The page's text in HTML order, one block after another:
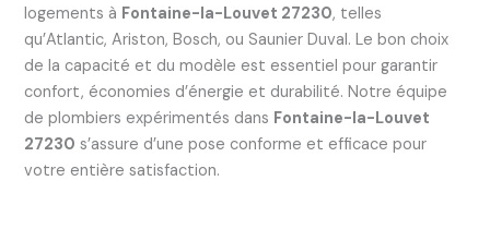
logements à Fontaine-la-Louvet 27230, telles
qu’Atlantic, Ariston, Bosch, ou Saunier Duval. Le bon choix
de la capacité et du modèle est essentiel pour garantir
confort, économies d’énergie et durabilité. Notre équipe
de plombiers expérimentés dans Fontaine-la-Louvet
27230 s’assure d’une pose conforme et efficace pour
votre entière satisfaction.